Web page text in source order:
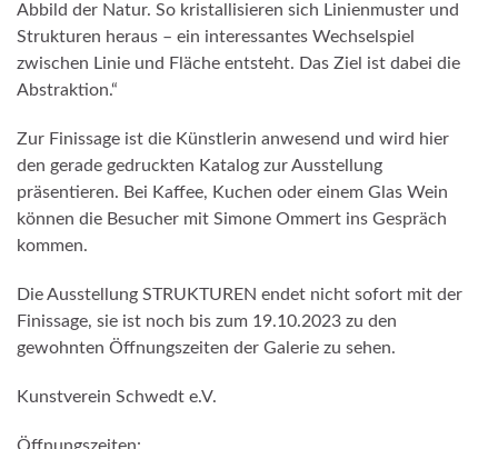
Abbild der Natur. So kristallisieren sich Linienmuster und
Strukturen heraus – ein interessantes Wechselspiel
zwischen Linie und Fläche entsteht. Das Ziel ist dabei die
Abstraktion.“
Zur Finissage ist die Künstlerin anwesend und wird hier
den gerade gedruckten Katalog zur Ausstellung
präsentieren. Bei Kaffee, Kuchen oder einem Glas Wein
können die Besucher mit Simone Ommert ins Gespräch
kommen.
Die Ausstellung STRUKTUREN endet nicht sofort mit der
Finissage, sie ist noch bis zum 19.10.2023 zu den
gewohnten Öffnungszeiten der Galerie zu sehen.
Kunstverein Schwedt e.V.